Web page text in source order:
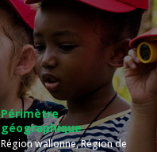
Périmètre
géographique
Région wallonne, Région de